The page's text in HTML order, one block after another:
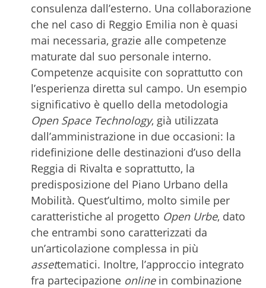
consulenza dall’esterno. Una collaborazione
che nel caso di Reggio Emilia non è quasi
mai necessaria, grazie alle competenze
maturate dal suo personale interno.
Competenze acquisite con soprattutto con
l’esperienza diretta sul campo. Un esempio
significativo è quello della metodologia
Open Space Technology, già utilizzata
dall’amministrazione in due occasioni: la
ridefinizione delle destinazioni d’uso della
Reggia di Rivalta e soprattutto, la
predisposizione del Piano Urbano della
Mobilità. Quest’ultimo, molto simile per
caratteristiche al progetto Open Urbe, dato
che entrambi sono caratterizzati da
un’articolazione complessa in più
assettematici. Inoltre, l’approccio integrato
fra partecipazione onlinein combinazione